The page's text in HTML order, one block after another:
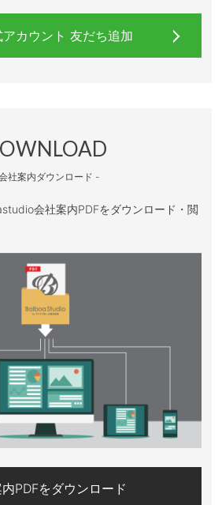
アカウント 友だち追加
社案内ダウンロード -
会社案内PDFをダウンロード・閲
PDFをダウンロード